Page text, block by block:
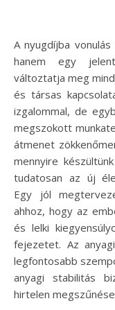
A nyugdíjba vonulás nem csupán egy dátum a naptárban,
hanem egy
változtatja meg
és társas
izgalommal, de
megszokott
átmenet
mennyire
tudatosan az új
Egy jól
ahhoz, hogy az
és lelki
fejezetet. Az
legfontosabb
anyagi stabilitás
hirtelen